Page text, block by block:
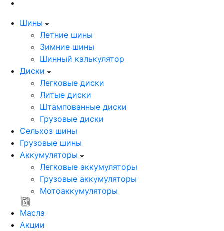
Шины
Летние шины
Зимние шины
Шинный калькулятор
Диски
Легковые диски
Литые диски
Штампованные диски
Грузовые диски
Сельхоз шины
Грузовые шины
Аккумуляторы
Легковые аккумуляторы
Грузовые аккумуляторы
Мотоаккумуляторы
Масла
Акции